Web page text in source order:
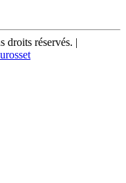
droits réservés. |